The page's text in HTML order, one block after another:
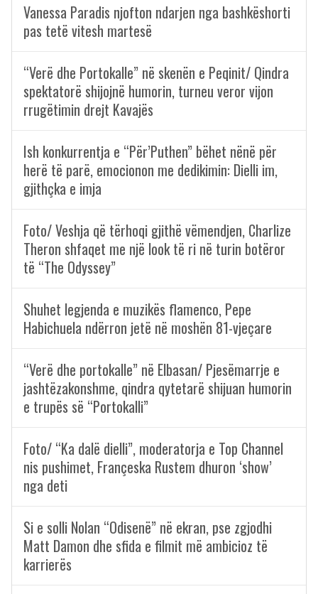
Vanessa Paradis njofton ndarjen nga bashkëshorti
pas tetë vitesh martesë
“Verë dhe Portokalle” në skenën e Peqinit/ Qindra
spektatorë shijojnë humorin, turneu veror vijon
rrugëtimin drejt Kavajës
Ish konkurrentja e “Për’Puthen” bëhet nënë për
herë të parë, emocionon me dedikimin: Dielli im,
gjithçka e imja
Foto/ Veshja që tërhoqi gjithë vëmendjen, Charlize
Theron shfaqet me një look të ri në turin botëror
të “The Odyssey”
Shuhet legjenda e muzikës flamenco, Pepe
Habichuela ndërron jetë në moshën 81-vjeçare
“Verë dhe portokalle” në Elbasan/ Pjesëmarrje e
jashtëzakonshme, qindra qytetarë shijuan humorin
e trupës së “Portokalli”
Foto/ “Ka dalë dielli”, moderatorja e Top Channel
nis pushimet, Françeska Rustem dhuron ‘show’
nga deti
Si e solli Nolan “Odisenë” në ekran, pse zgjodhi
Matt Damon dhe sfida e filmit më ambicioz të
karrierës